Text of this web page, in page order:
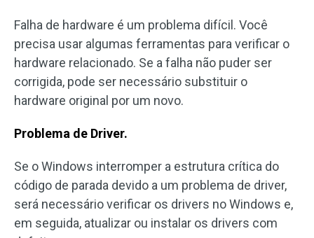
Falha de hardware é um problema difícil. Você
precisa usar algumas ferramentas para verificar o
hardware relacionado. Se a falha não puder ser
corrigida, pode ser necessário substituir o
hardware original por um novo.
Problema de Driver.
Se o Windows interromper a estrutura crítica do
código de parada devido a um problema de driver,
será necessário verificar os drivers no Windows e,
em seguida, atualizar ou instalar os drivers com